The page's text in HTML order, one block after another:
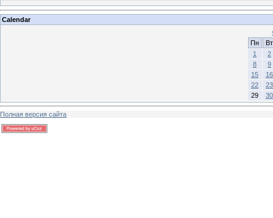
Calendar
Пн
Вт
1
2
8
9
15
16
22
23
29
30
Полная версия сайта